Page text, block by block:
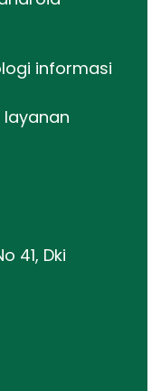
informasi
41, Dki